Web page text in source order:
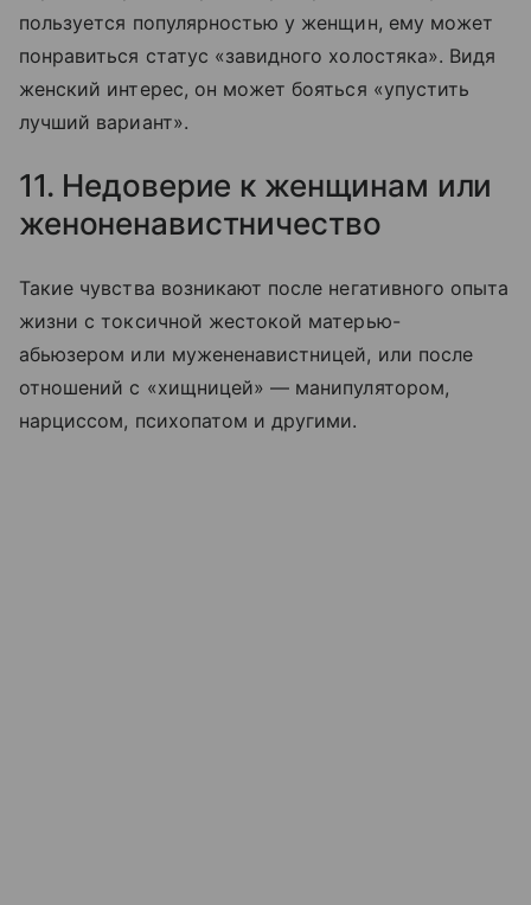
пользуется популярностью у женщин, ему может
понравиться статус «завидного холостяка». Видя
женский интерес, он может бояться «упустить
лучший вариант».
11. Недоверие к женщинам или
женоненавистничество
Такие чувства возникают после негативного опыта
жизни с токсичной жестокой матерью-
абьюзером или мужененавистницей, или после
отношений с «хищницей» — манипулятором,
нарциссом, психопатом и другими.